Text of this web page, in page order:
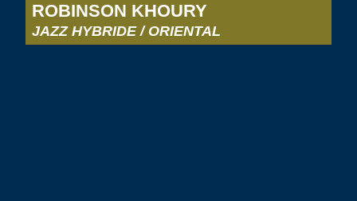
ROBINSON KHOURY
JAZZ HYBRIDE / ORIENTAL